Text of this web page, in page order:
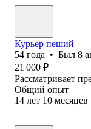
Курьер пеший
54 года • Был 8
21 000 ₽
Рассматривает
Общий опыт
14 лет 10 месяцев